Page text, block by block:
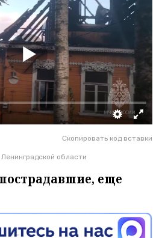
Скопировать код вставки
области
еще